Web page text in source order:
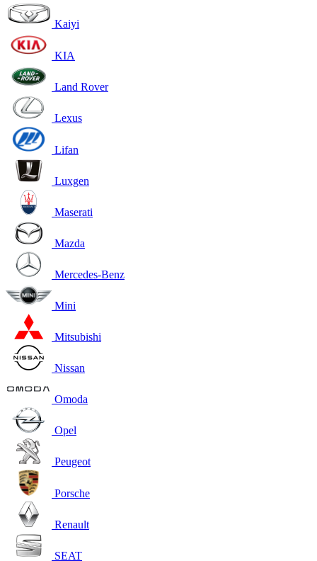
Kaiyi
KIA
Land Rover
Lexus
Lifan
Luxgen
Maserati
Mazda
Mercedes-Benz
Mini
Mitsubishi
Nissan
Omoda
Opel
Peugeot
Porsche
Renault
SEAT